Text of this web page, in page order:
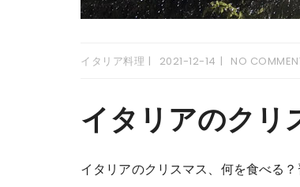
イタリア料理 2021-12-14 NO
イタリアのクリ
イタリアのクリスマス、何を食べる？